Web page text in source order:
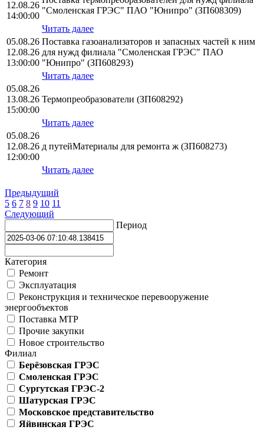
12.08.26
14:00:00
"Смоленская ГРЭС" ПАО "Юнипро" (ЗП608309)
Читать далее
05.08.26
12.08.26
13:00:00
Поставка газоанализаторов и запасных частей к ним
для нужд филиала "Смоленская ГРЭС" ПАО
"Юнипро" (ЗП608293)
Читать далее
05.08.26
13.08.26
15:00:00
Термопреобразователи (ЗП608292)
Читать далее
05.08.26
12.08.26
12:00:00
д путейМатериалы для ремонта ж (ЗП608273)
Читать далее
Предыдущий
5 6 7 8 9 10 11
Следующий
Период
Категория
Ремонт
Эксплуатация
Реконструкция и техническое перевооружение
энергообъектов
Поставка МТР
Прочие закупки
Новое строительство
Филиал
Берёзовская ГРЭС
Смоленская ГРЭС
Сургутская ГРЭС-2
Шатурская ГРЭС
Московское представительство
Яйвинская ГРЭС